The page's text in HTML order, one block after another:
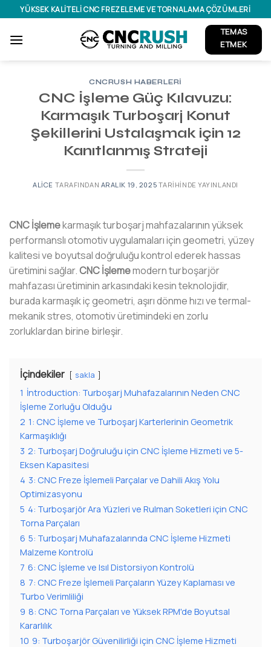
İçeriğe
atla
YÜKSEK KALITELI CNC FREZELEME VE TORNALAMA ÇÖZÜMLERI
TEMAS
ETMEK
CNCRUSH HABERLERI
CNC İşleme Güç Kılavuzu:
Karmaşık Turboşarj Konut
Şekillerini Ustalaşmak için 12
Kanıtlanmış Strateji
ALICE TARAFINDAN ARALIK 19, 2025 TARIHINDE YAYINLANDI
CNC İşlemekarmaşık turboşarj mahfazalarının yüksek
performanslı otomotiv uygulamaları için geometri, yüzey
kalitesi ve boyutsal doğruluğu kontrol ederek hassas
üretimini sağlar.CNC İşlememodern turboşarjör
mahfazası üretiminin arkasındaki kesin teknolojidir,
burada karmaşık iç geometri, aşırı dönme hızı ve termal-
mekanik stres, otomotiv üretimindeki en zorlu
zorluklardan birine birleşir.
İçindekiler sakla
1 İntroduction: Turboşarj Muhafazalarının Neden CNC
İşleme Zorluğu Olduğu
2 1: CNC İşleme ve Turboşarj Karterlerinin Geometrik
Karmaşıklığı
3 2: Turboşarj Doğruluğu için CNC İşleme Hizmeti ve 5-
Eksen Kapasitesi
4 3: CNC Freze İşlemeli Parçalar ve Dahili Akış Yolu
Optimizasyonu
5 4: Turboşarjör Ara Yüzleri ve Rulman Soketleri için CNC
Torna Parçaları
6 5: Turboşarj Muhafazalarında CNC İşleme Hizmeti
Malzeme Kontrolü
7 6: CNC İşleme ve Isıl Distorsiyon Kontrolü
8 7: CNC Freze İşlemeli Parçaların Yüzey Kaplaması ve
Turbo Verimliliği
9 8: CNC Torna Parçaları ve Yüksek RPM'de Boyutsal
Kararlılık
10 9: Turboşarjör Güvenilirliği için CNC İşleme Hizmeti